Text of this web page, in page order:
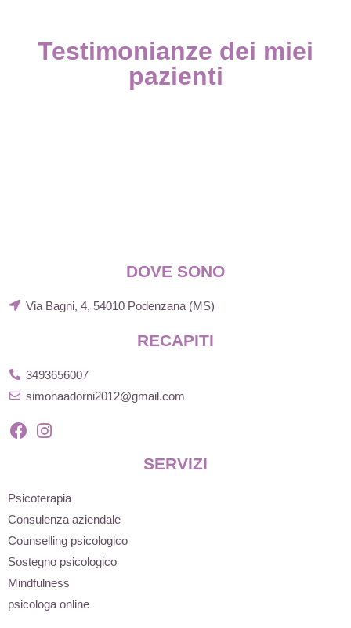
Testimonianze dei miei
pazienti
DOVE SONO
Via Bagni, 4, 54010 Podenzana (MS)
RECAPITI
3493656007
simonaadorni2012@gmail.com
SERVIZI
Psicoterapia
Consulenza aziendale
Counselling psicologico
Sostegno psicologico
Mindfulness
psicologa online